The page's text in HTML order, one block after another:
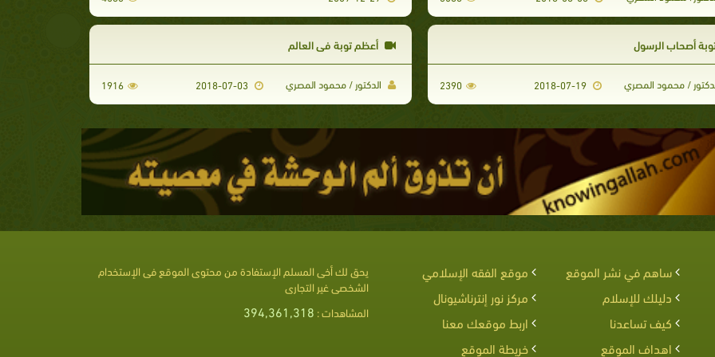
أصحاب الرسول
/ محمود المصري 2390
أعظم توبة في العالم
الدكتور / محمود المصري 1916
ساهم في نشر الموقع
موقع الفقه الإسلامي
دليلك للإسلام
مركز نور إنترناشيونال
كيف تساعدنا
اربط موقعك معنا
اهداف الموقع
خريطة الموقع
يحق لك أخى المسلم الإستفادة من محتوى الموقع فى الإستخدام
الشخصى غير التجارى
المشاهدات : 394,361,318